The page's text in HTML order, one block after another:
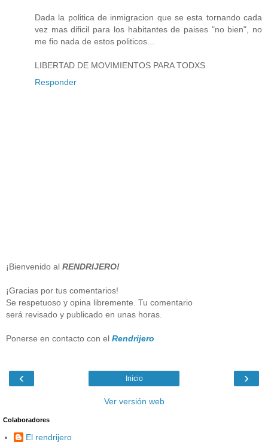
Dada la politica de inmigracion que se esta tornando cada
vez mas dificil para los habitantes de paises "no bien", no
me fio nada de estos politicos...
LIBERTAD DE MOVIMIENTOS PARA TODXS
Responder
¡Bienvenido al RENDRIJERO!
¡Gracias por tus comentarios!
Se respetuoso y opina libremente. Tu comentario
será revisado y publicado en unas horas.
Ponerse en contacto con el Rendrijero
‹ ›
Inicio
Ver versión web
Colaboradores
El rendrijero